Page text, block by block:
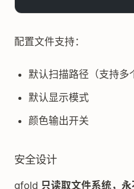
配置文件支持：
默认扫描路径（支持多
默认显示模式
颜色输出开关
安全设计
gfold 只读取文件系统，